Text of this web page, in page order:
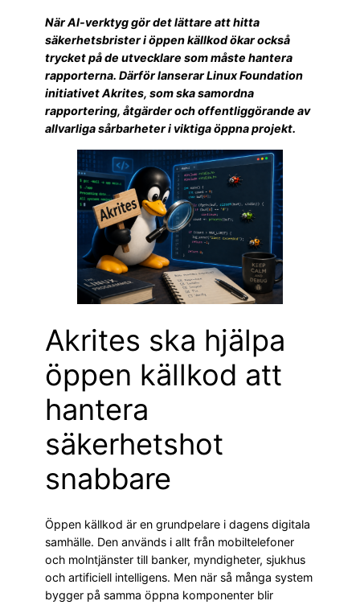
När AI-verktyg gör det lättare att hitta
säkerhetsbrister i öppen källkod ökar också
trycket på de utvecklare som måste hantera
rapporterna. Därför lanserar Linux Foundation
initiativet Akrites, som ska samordna
rapportering, åtgärder och offentliggörande av
allvarliga sårbarheter i viktiga öppna projekt.
Akrites ska hjälpa
öppen källkod att
hantera
säkerhetshot
snabbare
Öppen källkod är en grundpelare i dagens digitala
samhälle. Den används i allt från mobiltelefoner
och molntjänster till banker, myndigheter, sjukhus
och artificiell intelligens. Men när så många system
bygger på samma öppna komponenter blir